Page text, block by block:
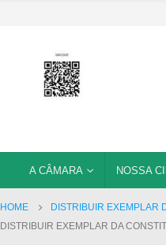
A CÂMARA NOSSA
HOME DISTRIBUIR EXEMPLAR
DISTRIBUIR EXEMPLAR DA